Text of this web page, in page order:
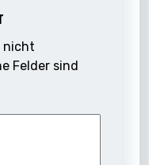
nicht
Felder sind